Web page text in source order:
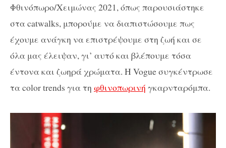
Φθινόπωρο/Χειμώνας 2021, όπως παρουσιάστηκε
στα catwalks, μπορούμε να διαπιστώσουμε πως
έχουμε ανάγκη να επιστρέψουμε στη ζωή και σε
όλα μας έλειψαν, γι’ αυτό και βλέπουμε τόσα
έντονα και ζωηρά χρώματα. Η Vogue συγκέντρωσε
τα color trends για τη φθινοπωρινή γκαρνταρόμπα.